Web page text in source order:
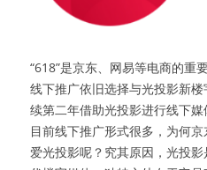
“618”是京东、网易等电商的重
线下推广依旧选择与光投影新
续第二年借助光投影进行线下媒
目前线下推广形式很多，为何
爱光投影呢？究其原因，光投